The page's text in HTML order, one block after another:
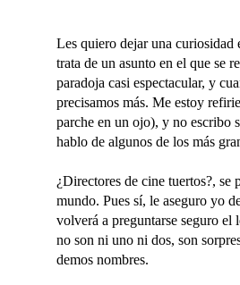
Les quiero dejar una curiosidad
trata de un asunto en el que se
paradoja casi espectacular, y
precisamos más. Me estoy
parche en un ojo), y no escribo
hablo de algunos de los más
¿Directores de cine tuertos?,
mundo. Pues sí, le aseguro yo
volverá a preguntarse seguro el
no son ni uno ni dos, son
demos nombres.